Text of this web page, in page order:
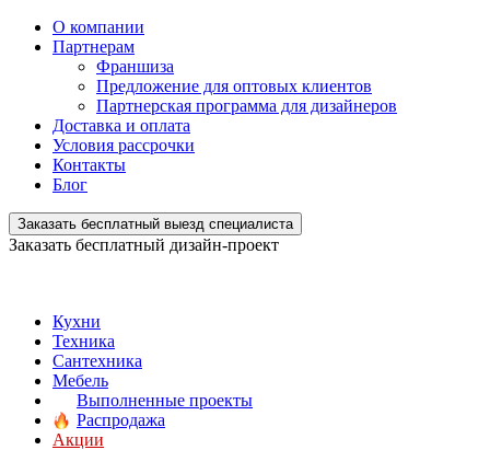
О компании
Партнерам
Франшиза
Предложение для оптовых клиентов
Партнерская программа для дизайнеров
Доставка и оплата
Условия рассрочки
Контакты
Блог
Заказать бесплатный выезд специалиста
Заказать бесплатный дизайн-проект
Кухни
Техника
Сантехника
Мебель
Выполненные проекты
Распродажа
Акции